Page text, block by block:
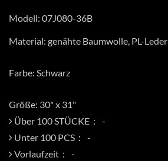
Modell: 07J080-36B
Material: genähte Baumwolle, PL-Leder
Farbe: Schwarz
Größe: 30" x 31"
Über 100 STÜCKE：
Unter 100 PCS：
Vorlaufzeit：